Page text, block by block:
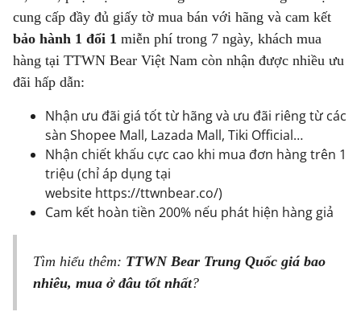
cung cấp đầy đủ giấy tờ mua bán với hãng và cam kết
bảo hành 1 đổi 1 miễn phí trong 7 ngày, khách mua
hàng tại TTWN Bear Việt Nam còn nhận được nhiều ưu
đãi hấp dẫn:
Nhận ưu đãi giá tốt từ hãng và ưu đãi riêng từ các
sàn Shopee Mall, Lazada Mall, Tiki Official…
Nhận chiết khấu cực cao khi mua đơn hàng trên 1
triệu (chỉ áp dụng tại
website https://ttwnbear.co/)
Cam kết hoàn tiền 200% nếu phát hiện hàng giả
Tìm hiểu thêm: TTWN Bear Trung Quốc giá bao
nhiêu, mua ở đâu tốt nhất?